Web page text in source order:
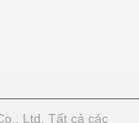
Ltd. Tất cả các